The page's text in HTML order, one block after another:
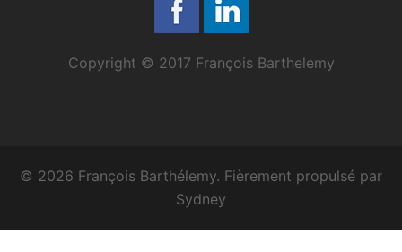
Copyright © 2017 François Barthelemy
© 2026 François Barthélemy. Fièrement propulsé par
Sydney